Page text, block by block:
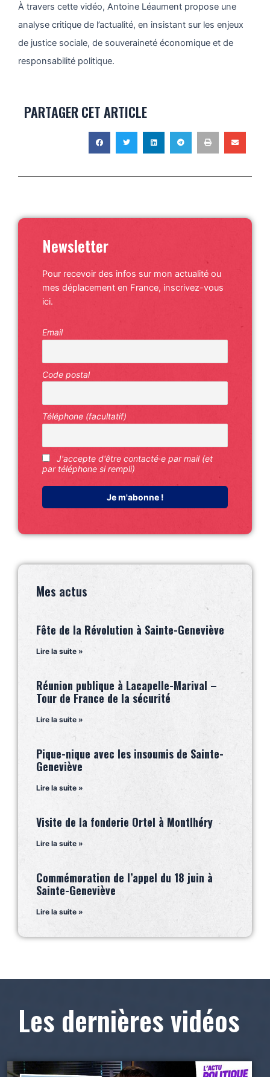
À travers cette vidéo, Antoine Léaument propose une
analyse critique de l’actualité, en insistant sur les enjeux
de justice sociale, de souveraineté économique et de
responsabilité politique.
PARTAGER CET ARTICLE
Newsletter
Pour recevoir des infos sur mon actualité ou
mes déplacement en France, inscrivez-vous
ici.
Email
Code postal
Téléphone (facultatif)
J'accepte d'être contacté·e par mail (et
par téléphone si rempli)
Mes actus
Fête de la Révolution à Sainte-Geneviève
Lire la suite »
Réunion publique à Lacapelle-Marival –
Tour de France de la sécurité
Lire la suite »
Pique-nique avec les insoumis de Sainte-
Geneviève
Lire la suite »
Visite de la fonderie Ortel à Montlhéry
Lire la suite »
Commémoration de l’appel du 18 juin à
Sainte-Geneviève
Lire la suite »
Les dernières vidéos